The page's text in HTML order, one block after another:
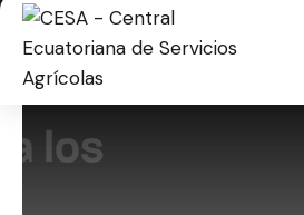
CESA